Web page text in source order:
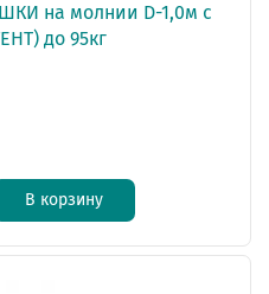
на молнии D-1,0м с
до 95кг
В корзину